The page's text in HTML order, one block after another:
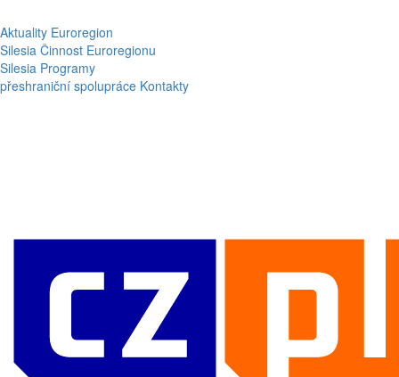
Aktuality Euroregion
Silesia Činnost Euroregionu
Silesia Programy
přeshraniční spolupráce Kontakty